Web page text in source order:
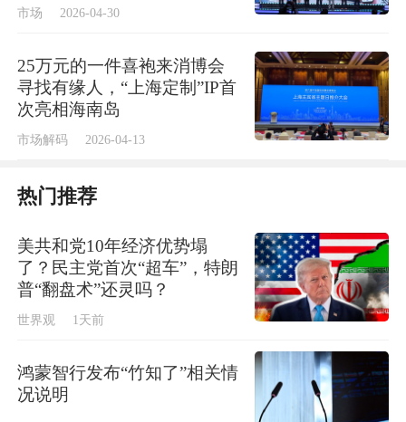
市场 2026-04-30
25万元的一件喜袍来消博会
寻找有缘人，“上海定制”IP首
次亮相海南岛
市场解码 2026-04-13
热门推荐
美共和党10年经济优势塌
了？民主党首次“超车”，特朗
普“翻盘术”还灵吗？
世界观 1天前
鸿蒙智行发布“竹知了”相关情
况说明